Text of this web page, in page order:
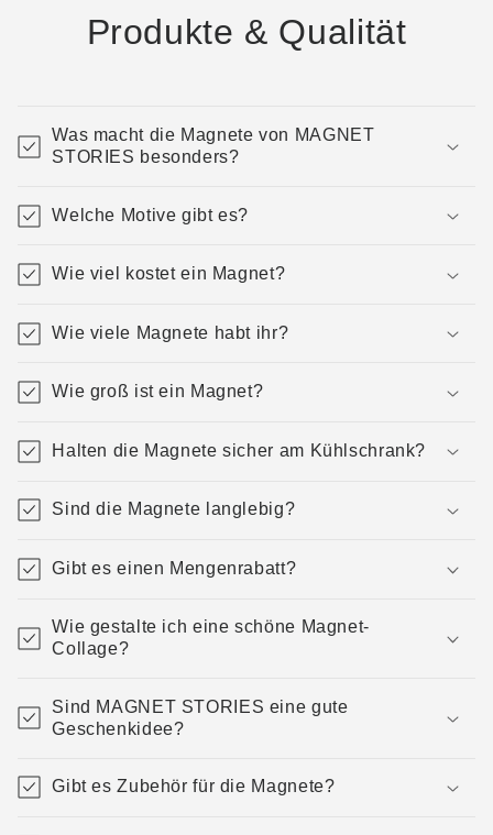
Produkte & Qualität
Was macht die Magnete von MAGNET
STORIES besonders?
Welche Motive gibt es?
Wie viel kostet ein Magnet?
Wie viele Magnete habt ihr?
Wie groß ist ein Magnet?
Halten die Magnete sicher am Kühlschrank?
Sind die Magnete langlebig?
Gibt es einen Mengenrabatt?
Wie gestalte ich eine schöne Magnet-
Collage?
Sind MAGNET STORIES eine gute
Geschenkidee?
Gibt es Zubehör für die Magnete?